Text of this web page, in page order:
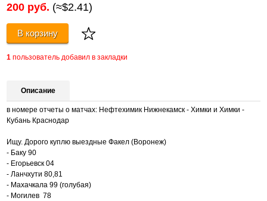
200 руб. (≈$2.41)
В корзину
1 пользователь добавил в закладки
Описание
в номере отчеты о матчах: Нефтехимик Нижнекамск - Химки и Химки -
Кубань Краснодар
Ищу. Дорого куплю выездные Факел (Воронеж)
- Баку 90
- Егорьевск 04
- Ланчхути 80,81
- Махачкала 99 (голубая)
- Могилев 78